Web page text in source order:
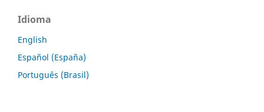
Idioma
English
Español (España)
Português (Brasil)